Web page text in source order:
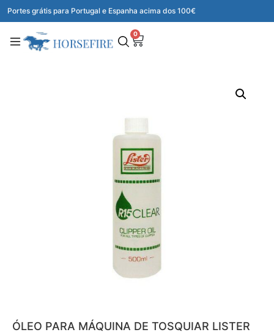
Portes grátis para Portugal e Espanha acima dos 100€
0
ÓLEO PARA MÁQUINA DE TOSQUIAR LISTER